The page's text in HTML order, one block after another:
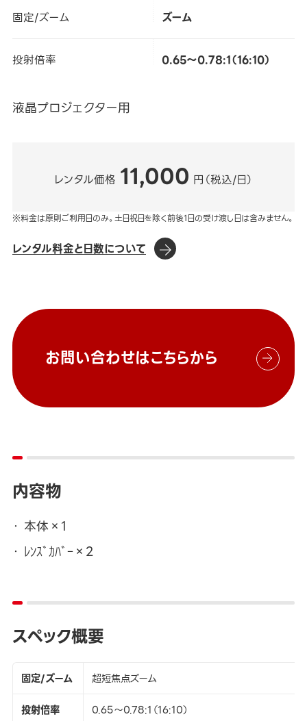
固定/ズーム ズーム
投射倍率 0.65～0.78:1（16:10）
液晶プロジェクター用
レンタル価格 11,000 円（税込/日）
※料金は原則ご利用日のみ。土日祝日を除く前後1日の受け渡し日は含みません。
レンタル料金と日数について
お問い合わせはこちらから
内容物
本体×1
ﾚﾝｽﾞｶﾊﾞｰ×2
スペック概要
固定/ズーム
超短焦点ズーム
投射倍率
0.65～0.78:1（16:10）